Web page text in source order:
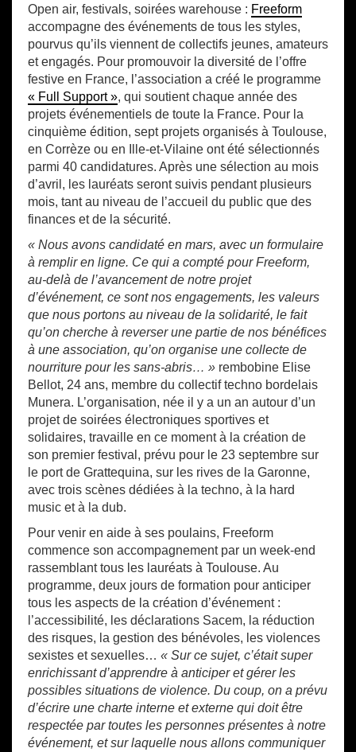
Open air, festivals, soirées warehouse : Freeform
accompagne des événements de tous les styles,
pourvus qu’ils viennent de collectifs jeunes, amateurs
et engagés. Pour promouvoir la diversité de l’offre
festive en France, l’association a créé le programme
« Full Support », qui soutient chaque année des
projets événementiels de toute la France. Pour la
cinquième édition, sept projets organisés à Toulouse,
en Corrèze ou en Ille-et-Vilaine ont été sélectionnés
parmi 40 candidatures. Après une sélection au mois
d’avril, les lauréats seront suivis pendant plusieurs
mois, tant au niveau de l’accueil du public que des
finances et de la sécurité.
« Nous avons candidaté en mars, avec un formulaire
à remplir en ligne. Ce qui a compté pour Freeform,
au-delà de l’avancement de notre projet
d’événement, ce sont nos engagements, les valeurs
que nous portons au niveau de la solidarité, le fait
qu’on cherche à reverser une partie de nos bénéfices
à une association, qu’on organise une collecte de
nourriture pour les sans-abris… » rembobine Elise
Bellot, 24 ans, membre du collectif techno bordelais
Munera. L’organisation, née il y a un an autour d’un
projet de soirées électroniques sportives et
solidaires, travaille en ce moment à la création de
son premier festival, prévu pour le 23 septembre sur
le port de Grattequina, sur les rives de la Garonne,
avec trois scènes dédiées à la techno, à la hard
music et à la dub.
Pour venir en aide à ses poulains, Freeform
commence son accompagnement par un week-end
rassemblant tous les lauréats à Toulouse. Au
programme, deux jours de formation pour anticiper
tous les aspects de la création d’événement :
l’accessibilité, les déclarations Sacem, la réduction
des risques, la gestion des bénévoles, les violences
sexistes et sexuelles… « Sur ce sujet, c’était super
enrichissant d’apprendre à anticiper et gérer les
possibles situations de violence. Du coup, on a prévu
d’écrire une charte interne et externe qui doit être
respectée par toutes les personnes présentes à notre
événement, et sur laquelle nous allons communiquer